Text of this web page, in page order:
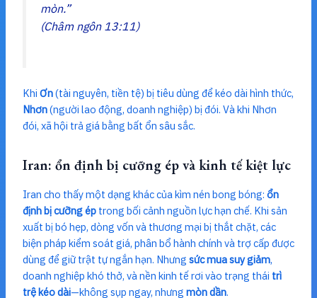
mòn.”
(Châm ngôn 13:11)
Khi Ơn(tài nguyên, tiền tệ) bị tiêu dùng để kéo dài hình thức,
Nhơn(người lao động, doanh nghiệp) bị đói. Và khi Nhơn
đói, xã hội trả giá bằng bất ổn sâu sắc.
Iran: ổn định bị cưỡng ép và kinh tế kiệt lực
Iran cho thấy một dạng khác của kìm nén bong bóng: ổn
định bị cưỡng éptrong bối cảnh nguồn lực hạn chế. Khi sản
xuất bị bó hẹp, dòng vốn và thương mại bị thắt chặt, các
biện pháp kiểm soát giá, phân bổ hành chính và trợ cấp được
dùng để giữ trật tự ngắn hạn. Nhưng sức mua suy giảm,
doanh nghiệp khó thở, và nền kinh tế rơi vào trạng thái trì
trệ kéo dài—không sụp ngay, nhưng mòn dần.